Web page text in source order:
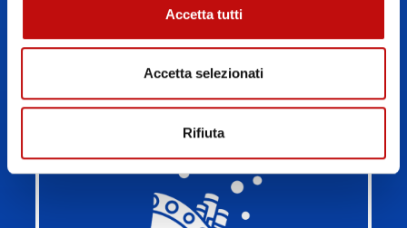
Accetta tutti
Accetta selezionati
Rifiuta
MUTA STAGNA